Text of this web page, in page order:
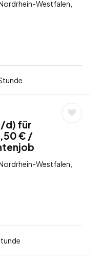
Westfalen,
d) für
€ /
Westfalen,